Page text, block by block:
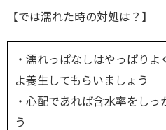
【では濡れた時の対処は？】
・濡れっぱなしはやっぱり
よ養生してもらいましょう
・心配であれば含水率をし
う